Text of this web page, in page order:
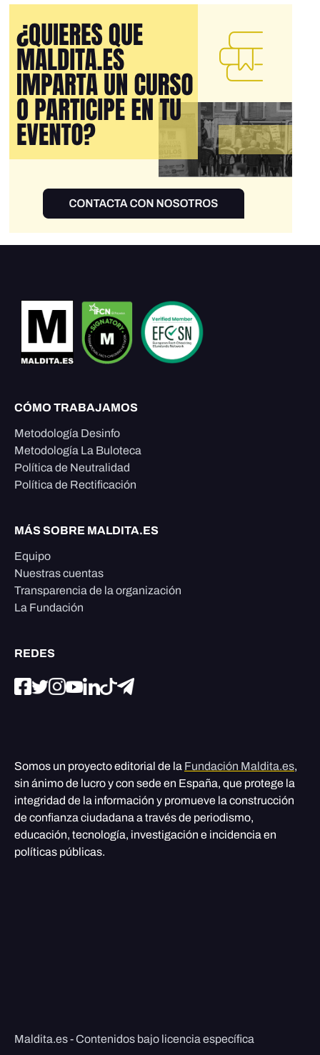
CÓMO TRABAJAMOS
Metodología Desinfo
Metodología La Buloteca
Política de Neutralidad
Política de Rectificación
MÁS SOBRE MALDITA.ES
Equipo
Nuestras cuentas
Transparencia de la organización
La Fundación
REDES
Somos un proyecto editorial de la Fundación Maldita.es,
sin ánimo de lucro y con sede en España, que protege la
integridad de la información y promueve la construcción
de confianza ciudadana a través de periodismo,
educación, tecnología, investigación e incidencia en
políticas públicas.
Maldita.es - Contenidos bajo licencia específica